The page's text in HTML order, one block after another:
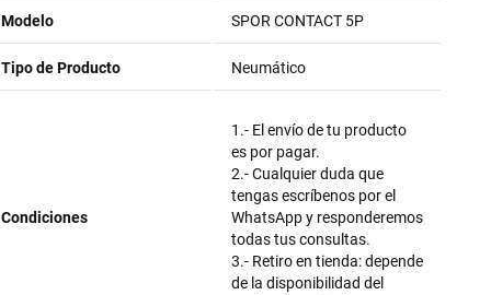
Modelo SPOR CONTACT 5P
Tipo de Producto Neumático
Condiciones
1.- El envío de tu producto
es por pagar.
2.- Cualquier duda que
tengas escríbenos por el
WhatsApp y responderemos
todas tus consultas.
3.- Retiro en tienda: depende
de la disponibilidad del